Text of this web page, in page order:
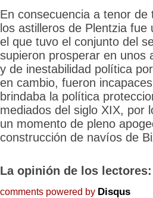
En consecuencia a tenor
los astilleros de Plentzia
el que tuvo el conjunto del
supieron prosperar en unos
y de inestabilidad política
en cambio, fueron
brindaba la política
mediados del siglo XIX, por
un momento de pleno
construcción de navíos de
La opinión de los lectores:
comments powered by Disqus